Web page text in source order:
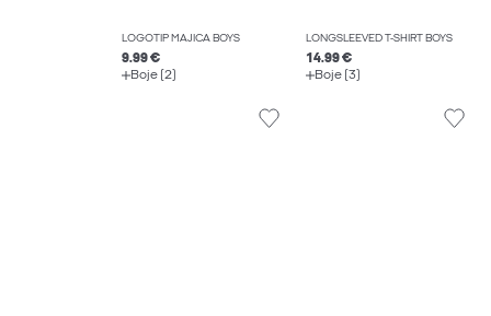
LOGOTIP MAJICA BOYS
9.99 €
Boje (2)
LONGSLEEVED T-SHIRT BOYS
14.99 €
Boje (3)